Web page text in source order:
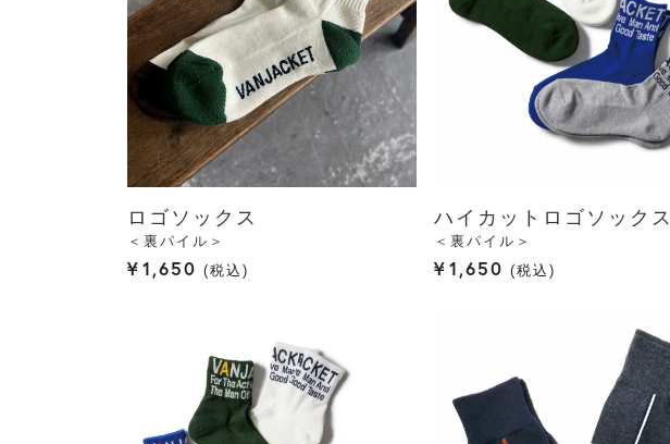
ロゴソックス
＜裏パイル＞
¥1,650 税込
ハイカットロゴソックス
＜裏パイル＞
¥1,650 税込